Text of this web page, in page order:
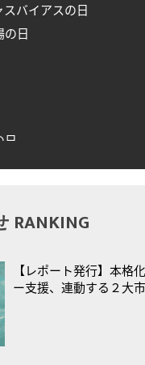
スバイアスの日
の日
日
RANKING
【レポート発行】本格
ー支援、連動する２大